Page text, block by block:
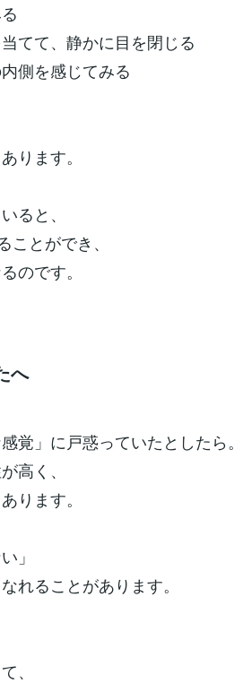
てて、静かに目を閉じる
側を感じてみる
ります。
ると、
ことができ、
のです。
へ
覚」に戸惑っていたとしたら。
高く、
ります。
」
れることがあります。
、